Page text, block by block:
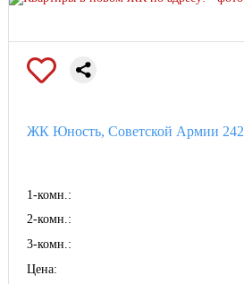
ЖК Юность, Советской Армии 242
1-комн.:
2-комн.:
3-комн.:
Цена: